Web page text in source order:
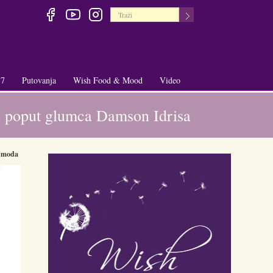
+
Putovanja
+
Wish Food & Mood Video
glumca Damson Idrisa
moda